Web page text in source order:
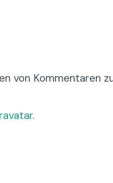
von Kommentaren
.